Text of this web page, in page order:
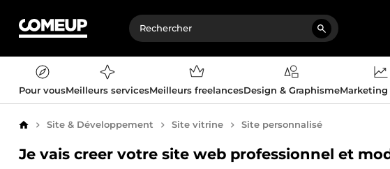
Pour vousMeilleurs servicesMeilleurs freelancesDesign & Graphisme
AccueilSite & Développement Site vitrine Site personnalisé
Je vais creer votre site web professionnel et